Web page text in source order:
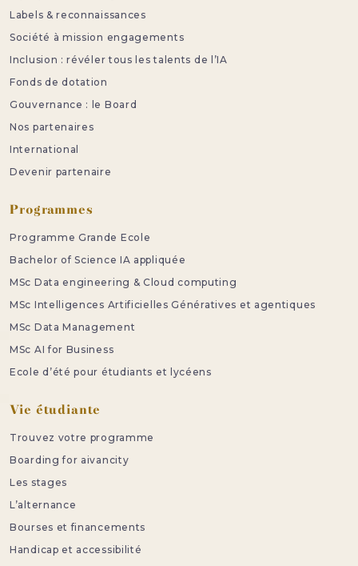
Labels & reconnaissances
Société à mission engagements
Inclusion : révéler tous les talents de l’IA
Fonds de dotation
Gouvernance : le Board
Nos partenaires
International
Devenir partenaire
Programmes
Programme Grande Ecole
Bachelor of Science IA appliquée
MSc Data engineering & Cloud computing
MSc Intelligences Artificielles Génératives et agentiques
MSc Data Management
MSc AI for Business
Ecole d’été pour étudiants et lycéens
Vie étudiante
Trouvez votre programme
Boarding for aivancity
Les stages
L’alternance
Bourses et financements
Handicap et accessibilité